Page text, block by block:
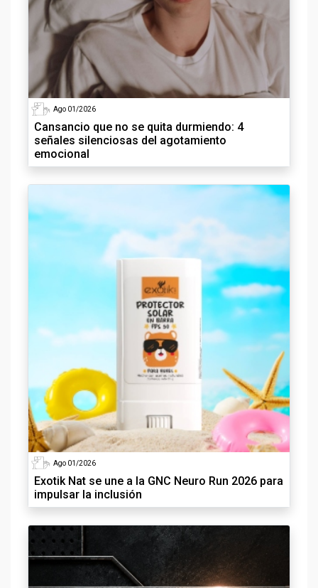
Ago 01/2026
Cansancio que no se quita durmiendo: 4
señales silenciosas del agotamiento
emocional
Ago 01/2026
Exotik Nat se une a la GNC Neuro Run 2026 para
impulsar la inclusión